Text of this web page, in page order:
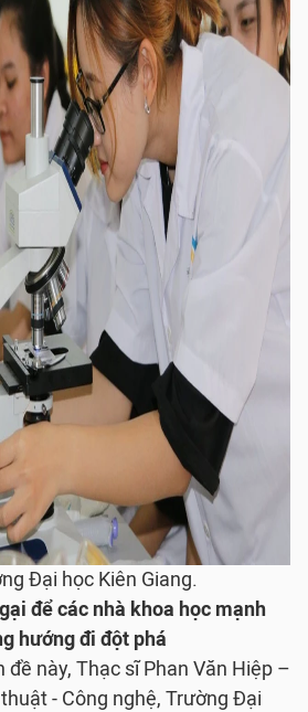
Đại học Kiên Giang.
để các nhà khoa học mạnh
hướng đi đột phá
đề này, Thạc sĩ Phan Văn Hiệp –
- Công nghệ, Trường Đại